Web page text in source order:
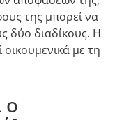
της μπορεί να
δύο διαδίκους. Η
με τη
ο